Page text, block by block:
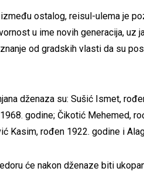
između ostalog, reisul-ulema je
u ime novih generacija, uz
od gradskih vlasti da su
dženaza su: Sušić Ismet,
godine; Čikotić Mehemed,
Kasim, rođen 1922. godine i
će nakon dženaze biti